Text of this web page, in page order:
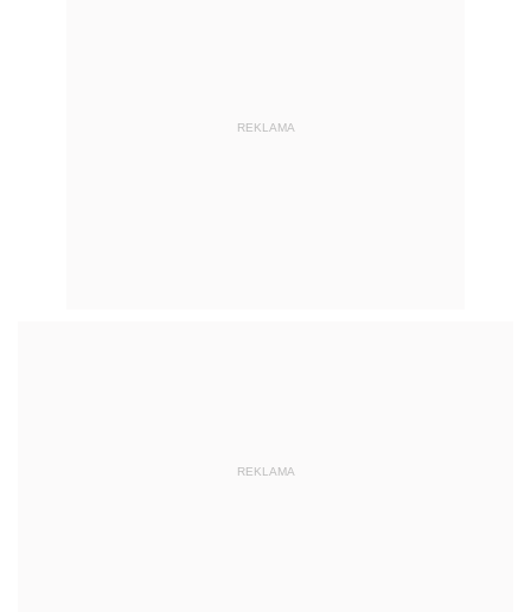
REKLAMA
REKLAMA